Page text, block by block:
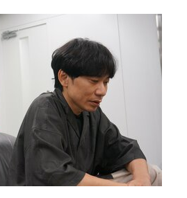
10代・20代の土台
50代のリアル
美しさの哲学
親になるということ
移住という選択
一生モノの愛用品
60代のネクストステージ